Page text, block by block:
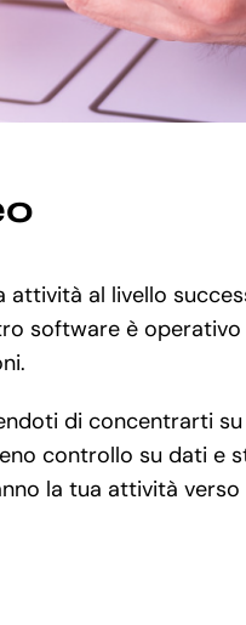
al livello
software è
di concentrarti
controllo su dati e
la tua attività verso